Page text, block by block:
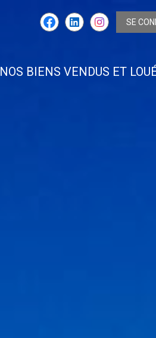
SE
NOS BIENS VENDUS ET